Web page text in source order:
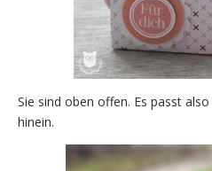
Sie sind oben offen. Es passt
hinein.